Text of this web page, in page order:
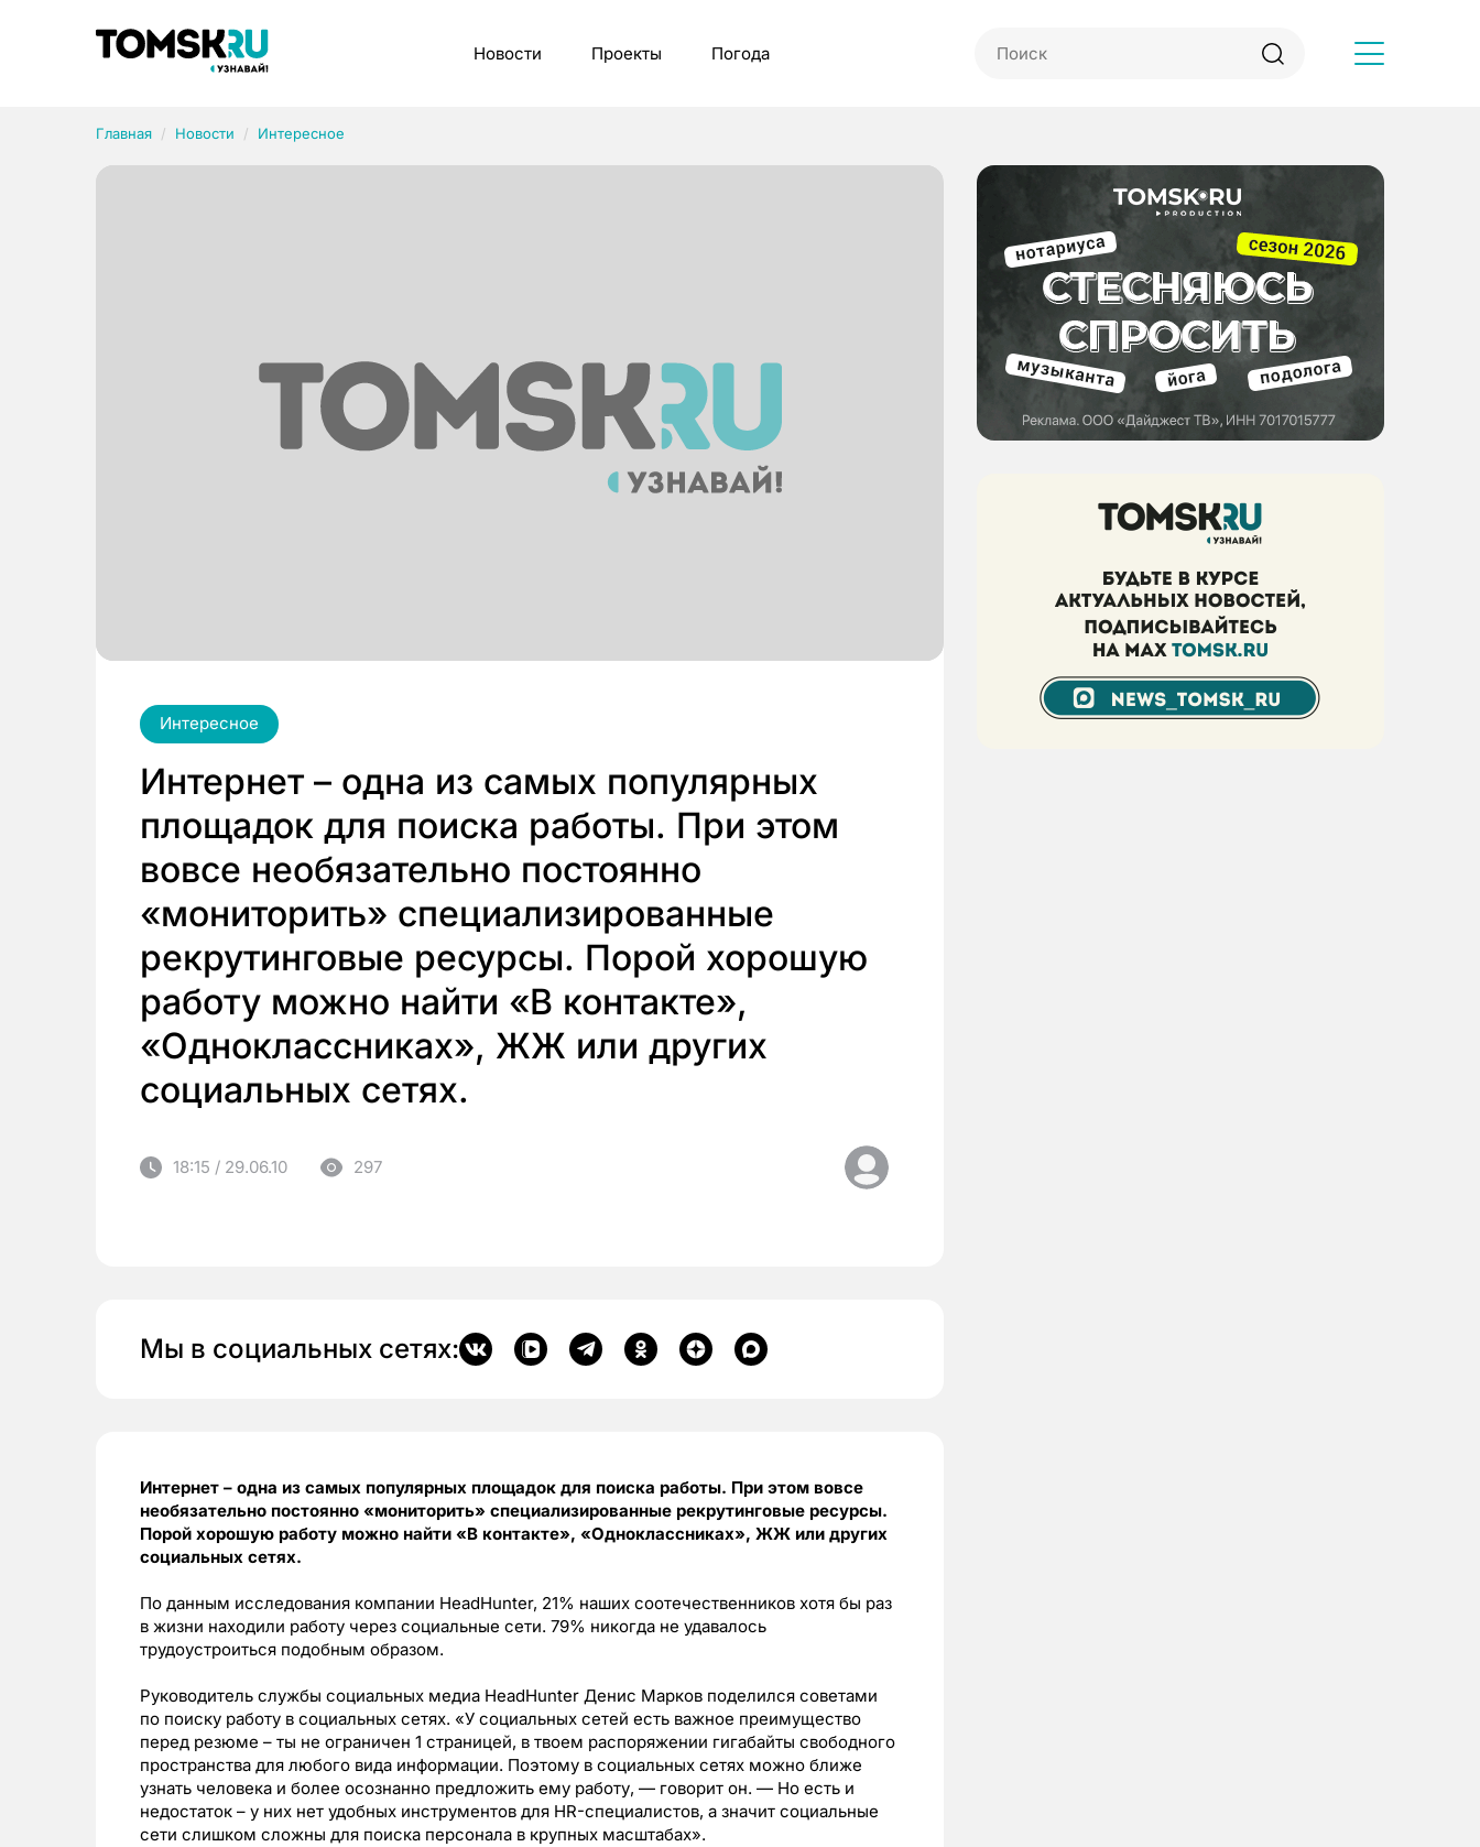
Новости Проекты Погода
Главная Новости Интересное
Интересное
Интернет – одна из самых популярных
площадок для поиска работы. При этом
вовсе необязательно постоянно
«мониторить» специализированные
рекрутинговые ресурсы. Порой хорошую
работу можно найти «В контакте»,
«Одноклассниках», ЖЖ или других
социальных сетях.
18:15 / 29.06.10 297
Мы в социальных сетях:
Интернет – одна из самых популярных площадок для поиска работы. При этом вовсе
необязательно постоянно «мониторить» специализированные рекрутинговые ресурсы.
Порой хорошую работу можно найти «В контакте», «Одноклассниках», ЖЖ или других
социальных сетях.
По данным исследования компании HeadHunter, 21% наших соотечественников хотя бы раз
в жизни находили работу через социальные сети. 79% никогда не удавалось
трудоустроиться подобным образом.
Руководитель службы социальных медиа HeadHunter Денис Марков поделился советами
по поиску работу в социальных сетях. «У социальных сетей есть важное преимущество
перед резюме – ты не ограничен 1 страницей, в твоем распоряжении гигабайты свободного
пространства для любого вида информации. Поэтому в социальных сетях можно ближе
узнать человека и более осознанно предложить ему работу, — говорит он. — Но есть и
недостаток – у них нет удобных инструментов для HR-специалистов, а значит социальные
сети слишком сложны для поиска персонала в крупных масштабах».
Рубрики